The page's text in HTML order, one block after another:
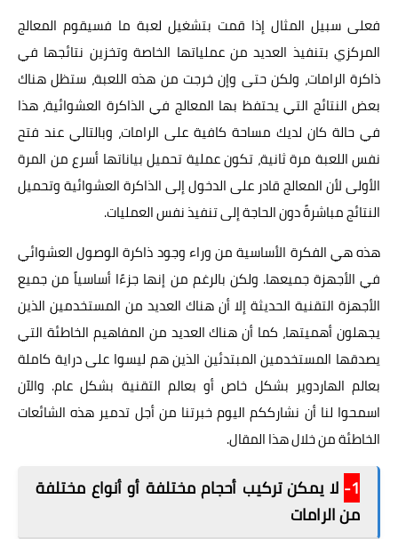
فعلى سبيل المثال إذا قمت بتشغيل لعبة ما فسيقوم المعالج
المركزي بتنفيذ العديد من عملياتها الخاصة وتخزين نتائجها في
ذاكرة الرامات، ولكن حتى وإن خرجت من هذه اللعبة، ستظل هناك
بعض النتائج التي يحتفظ بها المعالج في الذاكرة العشوائية، هذا
في حالة كان لديك مساحة كافية على الرامات، وبالتالي عند فتح
نفس اللعبة مرة ثانية، تكون عملية تحميل بياناتها أسرع من المرة
الأولى لأن المعالج قادر على الدخول إلى الذاكرة العشوائية وتحميل
النتائج مباشرةً دون الحاجة إلى تنفيذ نفس العمليات.
هذه هي الفكرة الأساسية من وراء وجود ذاكرة الوصول العشوائي
في الأجهزة جميعها. ولكن بالرغم من إنها جزءًا أساسياً من جميع
الأجهزة التقنية الحديثة إلا أن هناك العديد من المستخدمين الذين
يجهلون أهميتها، كما أن هناك العديد من المفاهيم الخاطئة التي
يصدقها المستخدمين المبتدئين الذين هم ليسوا على دراية كاملة
بعالم الهاردوير بشكل خاص أو بعالم التقنية بشكل عام. والآن
اسمحوا لنا أن نشارككم اليوم خبرتنا من أجل تدمير هذه الشائعات
الخاطئة من خلال هذا المقال.
1- لا يمكن تركيب أحجام مختلفة أو أنواع مختلفة
من الرامات